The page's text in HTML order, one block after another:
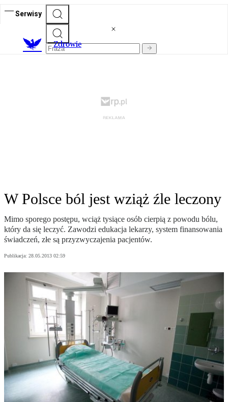
Serwisy
Zdrowie
W Polsce ból jest wziąż źle leczony
Mimo sporego postępu, wciąż tysiące osób cierpią z powodu bólu,
który da się leczyć. Zawodzi edukacja lekarzy, system finansowania
świadczeń, złe są przyzwyczajenia pacjentów.
Publikacja: 28.05.2013 02:59